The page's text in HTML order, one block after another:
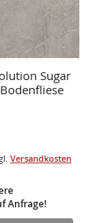
Sugar
Versandkosten
Anfrage!